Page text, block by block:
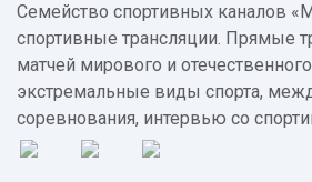
Семейство спортивных каналов
спортивные трансляции. Прямые
матчей мирового и
экстремальные виды спорта,
соревнования, интервью со